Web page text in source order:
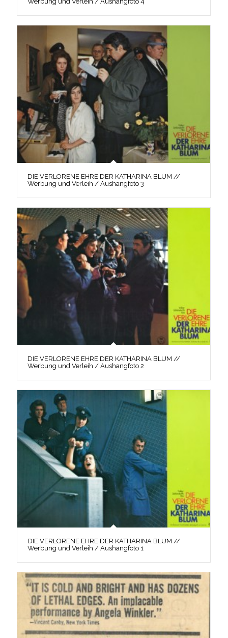
DIE VERLORENE EHRE DER KATHARINA BLUM //
Werbung und Verleih / Aushangfoto 3
DIE VERLORENE EHRE DER KATHARINA BLUM //
Werbung und Verleih / Aushangfoto 2
DIE VERLORENE EHRE DER KATHARINA BLUM //
Werbung und Verleih / Aushangfoto 1